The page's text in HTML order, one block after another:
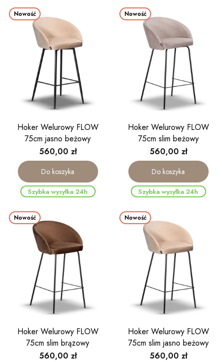
Nowość
Hoker Welurowy FLOW
75cm jasno beżowy
Cena
560,00 zł
Do koszyka
Szybka wysyłka 24h
Nowość
Hoker Welurowy FLOW
75cm slim beżowy
Cena
560,00 zł
Do koszyka
Szybka wysyłka 24h
Nowość
Hoker Welurowy FLOW
75cm slim brązowy
Cena
560,00 zł
Nowość
Hoker Welurowy FLOW
75cm slim jasno beżowy
Cena
560,00 zł